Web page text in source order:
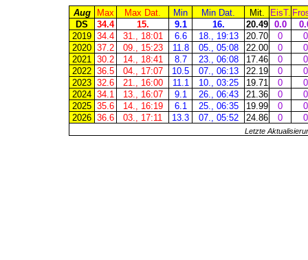
Aug Max Max Dat. Min Min Dat. Mit. EisT.
DS
34.4 15. 9.1 16. 20.49 0.0
2019 34.4 31., 18:01 6.6 18., 19:13 20.70 0
0
2020 37.2 09., 15:23 11.8 05., 05:08 22.00 0
0
2021 30.2 14., 18:41 8.7 23., 06:08 17.46 0
0
2022 36.5 04., 17:07 10.5 07., 06:13 22.19 0
0
2023 32.6 21., 16:00 11.1 10., 03:25 19.71 0
0
2024 34.1 13., 16:07 9.1 26., 06:43 21.36 0
0
2025 35.6 14., 16:19 6.1 25., 06:35 19.99 0
0
2026 36.6 03., 17:11 13.3 07., 05:52 24.86 0 0
Letzte